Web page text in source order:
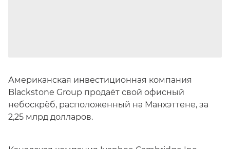
Американская инвестиционная компания
Blackstone Group продаёт свой офисный
небоскрёб, расположенный на Манхэттене, за
2,25 млрд долларов.